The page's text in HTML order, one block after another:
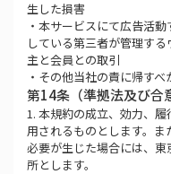
生した損害
・本サービスにて広告活
している第三者が管理す
主と会員との取引
・その他当社の責に帰す
第14条（準拠法及び合
1. 本規約の成立、効力、
用されるものとします。
必要が生じた場合には、
所とします。